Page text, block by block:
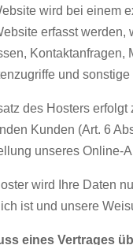
wird bei einem
erfasst werden,
und
des Hosters
Kunden (Art. 6
unseres Online-
wird Ihre Daten
ist und unsere
eines Vertrages